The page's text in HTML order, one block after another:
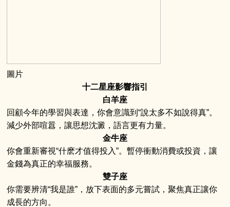
圖片
十二星座影響指引
白羊座
回顧今年的學習與表達，你會意識到“說太多不如說得真”。
減少外部喧囂，讓思想沈澱，語言更有力量。
金牛座
你會重新審視“什麽才值得投入”。暫停衝動消費或投資，讓
金錢為真正的幸福服務。
雙子座
你需要辨清“我是誰”，放下表面的多元嘗試，聚焦真正讓你
成長的方向。